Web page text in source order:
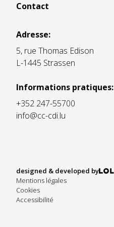
Contact
Adresse:
5, rue Thomas Edison
L-1445 Strassen
Informations pratiques:
+352 247-55700
info@cc-cdi.lu
designed & developed by
Mentions légales
Cookies
Accessibilité